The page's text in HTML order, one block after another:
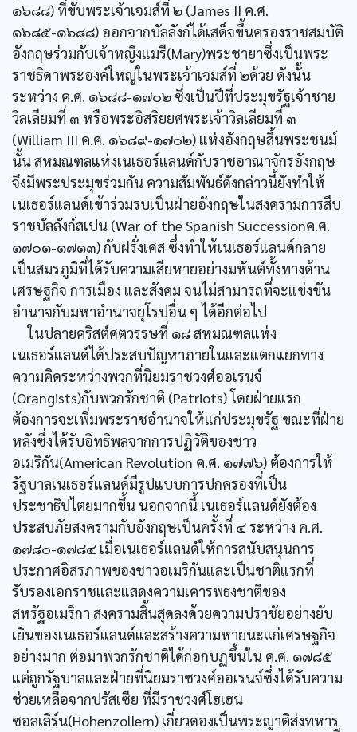
๑๖๘๘) ที่ขับพระเจ้าเจมส์ที่ ๒ (James II ค.ศ.
๑๖๘๕-๑๖๘๘) ออกจากบัลลังก์ได้เสด็จขึ้นครองราชสมบัติ
อังกฤษร่วมกับเจ้าหญิงแมรี(Mary)พระชายาซึ่งเป็นพระ
ราชธิดาพระองค์ใหญ่ในพระเจ้าเจมส์ที่ ๒ด้วย ดังนั้น
ระหว่าง ค.ศ. ๑๖๘๘-๑๗๐๒ ซึ่งเป็นปีที่ประมุขรัฐเจ้าชาย
วิลเลียมที่ ๓ หรือพระอิสริยยศพระเจ้าวิลเลียมที่ ๓
(William III ค.ศ. ๑๖๘๙-๑๗๐๒) แห่งอังกฤษสิ้นพระชนม์
นั้น สหมณฑลแห่งเนเธอร์แลนด์กับราชอาณาจักรอังกฤษ
จึงมีพระประมุขร่วมกัน ความสัมพันธ์ดังกล่าวนี้ยังทำให้
เนเธอร์แลนด์เข้าร่วมรบเป็นฝ่ายอังกฤษในสงครามการสืบ
ราชบัลลังก์สเปน (War of the Spanish Successionค.ศ.
๑๗๐๑-๑๗๑๓) กับฝรั่งเศส ซึ่งทำให้เนเธอร์แลนด์กลาย
เป็นสมรภูมิที่ได้รับความเสียหายอย่างมหันต์ทั้งทางด้าน
เศรษฐกิจ การเมือง และสังคม จนไม่สามารถที่จะแข่งขัน
อำนาจกับมหาอำนาจยุโรปอื่น ๆ ได้อีกต่อไป
ในปลายคริสต์ศตวรรษที่ ๑๘ สหมณฑลแห่ง
เนเธอร์แลนด์ได้ประสบปัญหาภายในและแตกแยกทาง
ความคิดระหว่างพวกที่นิยมราชวงศ์ออเรนจ์
(Orangists)กับพวกรักชาติ (Patriots) โดยฝ่ายแรก
ต้องการจะเพิ่มพระราชอำนาจให้แก่ประมุขรัฐ ขณะที่ฝ่าย
หลังซึ่งได้รับอิทธิพลจากการปฏิวัติของชาว
อเมริกัน(American Revolution ค.ศ. ๑๗๗๖) ต้องการให้
รัฐบาลเนเธอร์แลนด์มีรูปแบบการปกครองที่เป็น
ประชาธิปไตยมากขึ้น นอกจากนี้ เนเธอร์แลนด์ยังต้อง
ประสบภัยสงครามกับอังกฤษเป็นครั้งที่ ๔ ระหว่าง ค.ศ.
๑๗๘๐-๑๗๘๔ เมื่อเนเธอร์แลนด์ให้การสนับสนุนการ
ประกาศอิสรภาพของชาวอเมริกันและเป็นชาติแรกที่
รับรองเอกราชและแสดงความเคารพธงชาติของ
สหรัฐอเมริกา สงครามสิ้นสุดลงด้วยความปราชัยอย่างยับ
เยินของเนเธอร์แลนด์และสร้างความหายนะแก่เศรษฐกิจ
อย่างมาก ต่อมาพวกรักชาติได้ก่อกบฏขึ้นใน ค.ศ. ๑๗๘๕
แต่ถูกรัฐบาลและฝ่ายที่นิยมราชวงศ์ออเรนจ์ซึ่งได้รับความ
ช่วยเหลือจากปรัสเซีย ที่มีราชวงศ์โฮเฮน
ซอลเลิร์น(Hohenzollern) เกี่ยวดองเป็นพระญาติส่งทหาร